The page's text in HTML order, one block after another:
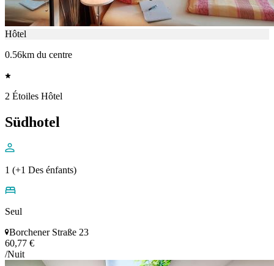
Hôtel
0.56km du centre
2 Étoiles Hôtel
Südhotel
1 (+1 Des énfants)
Seul
Borchener Straße 23
60,77 €
/Nuit